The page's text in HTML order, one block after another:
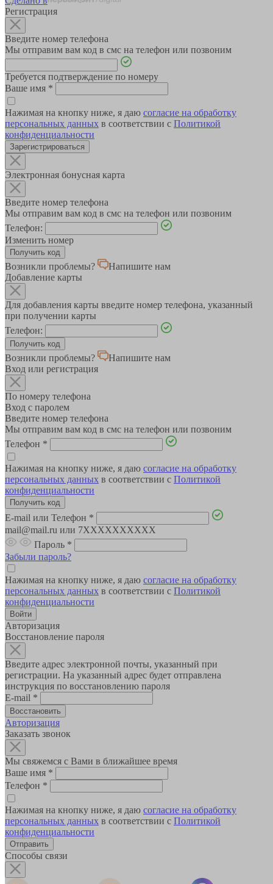
Регистрация
Введите номер телефона
Мы отправим вам код в смс на телефон или позвоним
Требуется подтверждение по номеру
Ваше имя *
Нажимая на кнопку ниже, я даю согласие на обработку
персональных данных в соответствии с Политикой
конфиденциальности
Зарегистрироваться
Электронная бонусная карта
Введите номер телефона
Мы отправим вам код в смс на телефон или позвоним
Телефон:
Изменить номер
Возникли проблемы?
Напишите нам
Добавление карты
Для добавления карты введите номер телефона, указанный
при получении карты
Телефон:
Возникли проблемы?
Напишите нам
Вход или регистрация
По номеру телефона
Вход с паролем
Введите номер телефона
Мы отправим вам код в смс на телефон или позвоним
Телефон *
Нажимая на кнопку ниже, я даю согласие на обработку
персональных данных в соответствии с Политикой
конфиденциальности
E-mail или Телефон *
mail@mail.ru или 7XXXXXXXXXX
Пароль *
Забыли пароль?
Нажимая на кнопку ниже, я даю согласие на обработку
персональных данных в соответствии с Политикой
конфиденциальности
Авторизация
Восстановление пароля
Введите адрес электронной почты, указанный при
регистрации. На указанный адрес будет отправлена
инструкция по восстановлению пароля
E-mail *
Авторизация
Заказать звонок
Мы свяжемся с Вами в ближайшее время
Ваше имя *
Телефон *
Нажимая на кнопку ниже, я даю согласие на обработку
персональных данных в соответствии с Политикой
конфиденциальности
Способы связи